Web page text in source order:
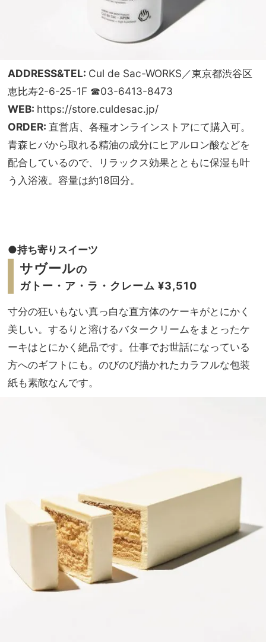
ADDRESS&TEL: Cul de Sac-WORKS／東京都渋谷区
恵比寿2-6-25-1F ☎03-6413-8473
WEB: https://store.culdesac.jp/
ORDER: 直営店、各種オンラインストアにて購入可。
青森ヒバから取れる精油の成分にヒアルロン酸などを
配合しているので、リラックス効果とともに保湿も叶
う入浴液。容量は約18回分。
●持ち寄りスイーツ
サヴールの
ガトー・ア・ラ・クレーム ¥3,510
寸分の狂いもない真っ白な直方体のケーキがとにかく
美しい。するりと溶けるバタークリームをまとったケ
ーキはとにかく絶品です。仕事でお世話になっている
方へのギフトにも。のびのび描かれたカラフルな包装
紙も素敵なんです。